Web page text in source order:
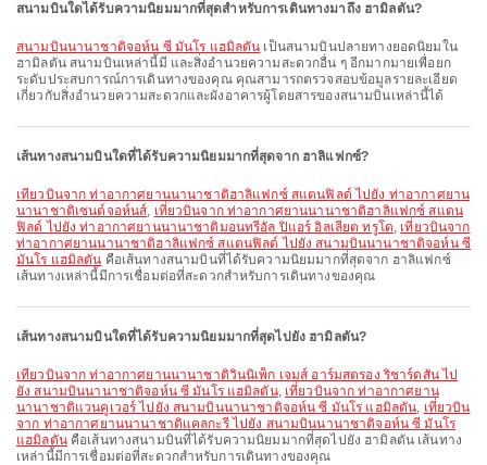
สนามบินใดได้รับความนิยมมากที่สุดสำหรับการเดินทางมาถึง ฮามิลตัน?
สนามบินนานาชาติจอห์น ซี มันโร แฮมิลตัน เป็นสนามบินปลายทางยอดนิยมใน
ฮามิลตัน สนามบินเหล่านี้มี และสิ่งอำนวยความสะดวกอื่น ๆ อีกมากมายเพื่อยก
ระดับประสบการณ์การเดินทางของคุณ คุณสามารถตรวจสอบข้อมูลรายละเอียด
เกี่ยวกับสิ่งอำนวยความสะดวกและผังอาคารผู้โดยสารของสนามบินเหล่านี้ได้
เส้นทางสนามบินใดที่ได้รับความนิยมมากที่สุดจาก ฮาลิแฟกซ์?
เที่ยวบินจาก ท่าอากาศยานนานาชาติฮาลิแฟกซ์ สแตนฟิลด์ ไปยัง ท่าอากาศยาน
นานาชาติเซนต์จอห์นส์, เที่ยวบินจาก ท่าอากาศยานนานาชาติฮาลิแฟกซ์ สแตน
ฟิลด์ ไปยัง ท่าอากาศยานนานาชาติมอนทรีอัล ปิแอร์ อิลเลียต ทรูโด, เที่ยวบินจาก
ท่าอากาศยานนานาชาติฮาลิแฟกซ์ สแตนฟิลด์ ไปยัง สนามบินนานาชาติจอห์น ซี
มันโร แฮมิลตัน คือเส้นทางสนามบินที่ได้รับความนิยมมากที่สุดจาก ฮาลิแฟกซ์
เส้นทางเหล่านี้มีการเชื่อมต่อที่สะดวกสำหรับการเดินทางของคุณ
เส้นทางสนามบินใดที่ได้รับความนิยมมากที่สุดไปยัง ฮามิลตัน?
เที่ยวบินจาก ท่าอากาศยานนานาชาติวินนิเพ็ก เจมส์ อาร์มสตรอง ริชาร์ดสัน ไป
ยัง สนามบินนานาชาติจอห์น ซี มันโร แฮมิลตัน, เที่ยวบินจาก ท่าอากาศยาน
นานาชาติแวนคูเวอร์ ไปยัง สนามบินนานาชาติจอห์น ซี มันโร แฮมิลตัน, เที่ยวบิน
จาก ท่าอากาศยานนานาชาติแคลกะรี ไปยัง สนามบินนานาชาติจอห์น ซี มันโร
แฮมิลตันคือเส้นทางสนามบินที่ได้รับความนิยมมากที่สุดไปยัง ฮามิลตัน เส้นทาง
เหล่านี้มีการเชื่อมต่อที่สะดวกสำหรับการเดินทางของคุณ